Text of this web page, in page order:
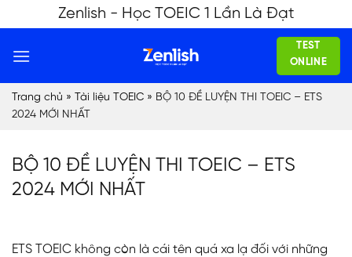
to
content
Zenlish - Học TOEIC 1 Lần Là Đạt
TEST
ONLINE
Trang chủ » Tài liệu TOEIC » BỘ 10 ĐỀ LUYỆN THI TOEIC – ETS
2024 MỚI NHẤT
BỘ 10 ĐỀ LUYỆN THI TOEIC – ETS
2024 MỚI NHẤT
ETS TOEIC không còn là cái tên quá xa lạ đối với những